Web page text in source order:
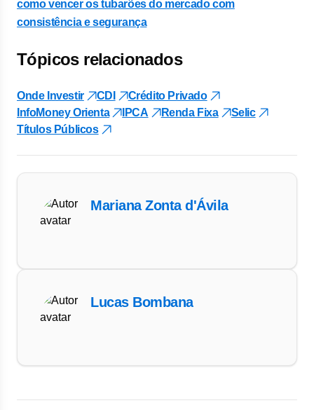
como vencer os tubarões do mercado com
consistência e segurança
Tópicos relacionados
Onde Investir CDI
Crédito Privado
InfoMoney Orienta
IPCA Renda Fixa
Selic
Títulos Públicos
Mariana Zonta d'Ávila
Lucas Bombana